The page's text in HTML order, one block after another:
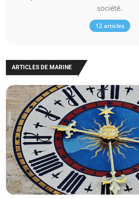
société.
12 articles
ARTICLES DE MARINE